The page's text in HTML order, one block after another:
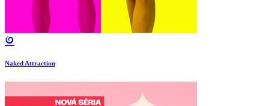
Naked Attraction